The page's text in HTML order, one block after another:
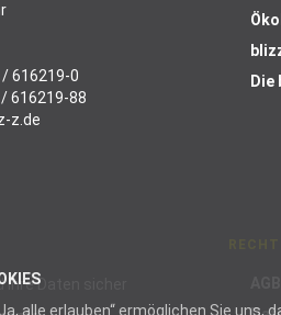
alle erlauben“ ermöglichen Sie
616219-0
616219-88
z.de
Die